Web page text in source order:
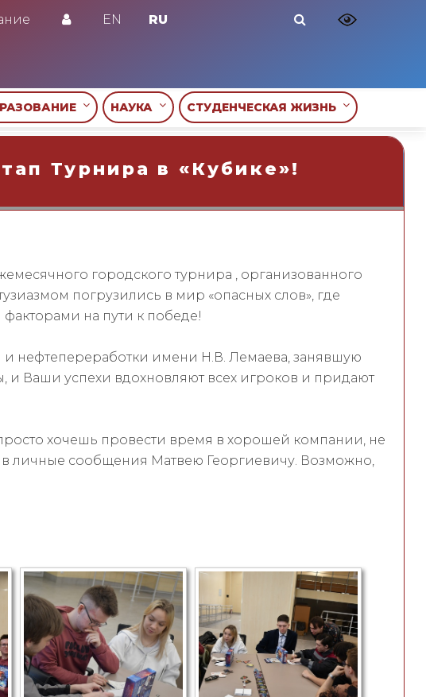
EN RU
НАУКА СТУДЕНЧЕСКАЯ ЖИЗНЬ
Турнира в «Кубике»!
городского турнира , организованного
погрузились в мир «опасных слов», где
на пути к победе!
нефтепереработки имени Н.В. Лемаева, занявшую
и Ваши успехи вдохновляют всех игроков и придают
хочешь провести время в хорошей компании, не
в личные сообщения Матвею Георгиевичу. Возможно,